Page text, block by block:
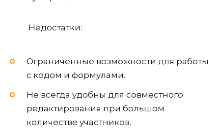
Недостатки:
Ограниченные возможности для работы
с кодом и формулами.
Не всегда удобны для совместного
редактирования при большом
количестве участников.